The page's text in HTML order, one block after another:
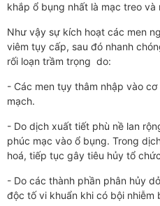
khắp ổ bụng nhất là mạc treo và
Như­­­ vậy sự kích hoạt các men
viêm tụy cấp, sau đó nhanh
rối loạn trầm trọng do:
- Các men tụy thâm nhập vào
mạch.
- Do dịch xuất tiết phù nề lan
phúc mạc vào ổ bụng. Trong
hoá, tiếp tục gây tiêu hủy tổ
- Do các thành phần phân hủy
độc tố vi khuẩn khi có bội nhiễm